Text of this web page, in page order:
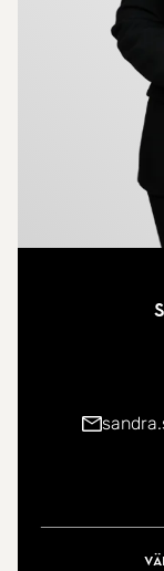
och handfat.
Bostaden
Vasastan,
nära
centrum med
restauranger,
busslinjer vid